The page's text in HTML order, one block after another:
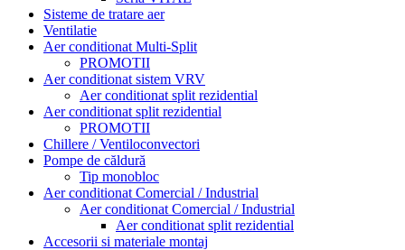
Sisteme de tratare aer
Ventilatie
Aer conditionat Multi-Split
PROMOTII
Aer conditionat sistem VRV
Aer conditionat split rezidential
Aer conditionat split rezidential
PROMOTII
Chillere / Ventiloconvectori
Pompe de căldură
Tip monobloc
Aer conditionat Comercial / Industrial
Aer conditionat Comercial / Industrial
Aer conditionat split rezidential
Accesorii si materiale montaj